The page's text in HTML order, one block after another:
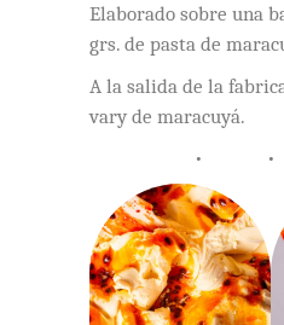
Elaborado sobre una
grs. de pasta de
A la salida de la
vary de maracuyá.